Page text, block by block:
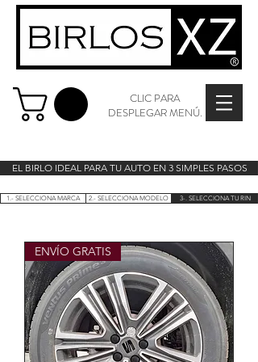
CLIC PARA
DESPLEGAR MENÚ.
EL BIRLO IDEAL PARA TU AUTO EN 3 SIMPLES PASOS
1.- SELECCIONA MARCA 2.- SELECCIONA MODELO 3-. SELECCIONA TU RIN
ENVÍO GRATIS